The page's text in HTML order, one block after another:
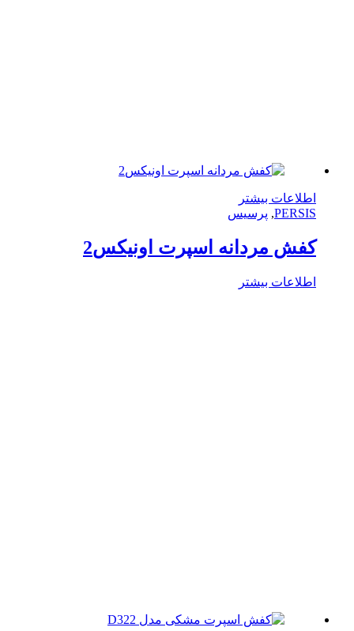
بیشتر
پرسیس
مردانه اسپرت اونیکس2
بیشتر